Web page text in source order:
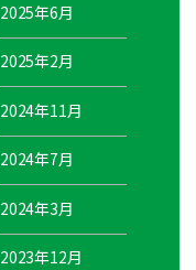
2025年6月
2025年2月
2024年11月
2024年7月
2024年3月
2023年12月